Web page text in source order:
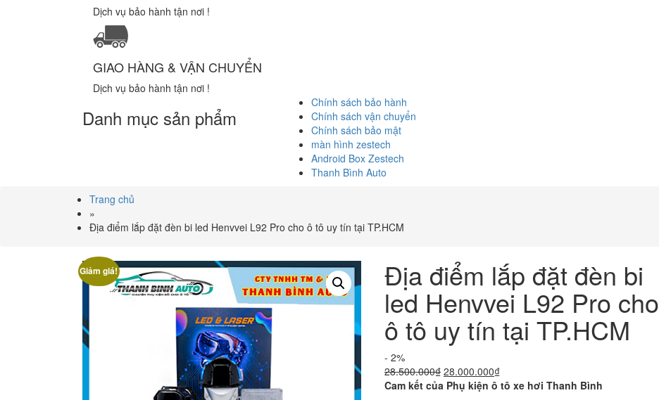
Dịch vụ bảo hành tận nơi !
GIAO HÀNG & VẬN CHUYỂN
Dịch vụ bảo hành tận nơi !
Danh mục sản phẩm
Chính sách bảo hành
Chính sách vận chuyển
Chính sách bảo mật
màn hình zestech
Android Box Zestech
Thanh Bình Auto
Trang chủ
»
Địa điểm lắp đặt đèn bi led Henvvei L92 Pro cho ô tô uy tín tại TP.HCM
Giảm giá! Địa điểm lắp đặt đèn bi
led Henvvei L92 Pro cho
ô tô uy tín tại TP.HCM
- 2%
28.500.000₫ Giá
gốc
28.000.000₫Giá
hiện
Cam kết của Phụ kiện ô tô xe hơi Thanh Bình